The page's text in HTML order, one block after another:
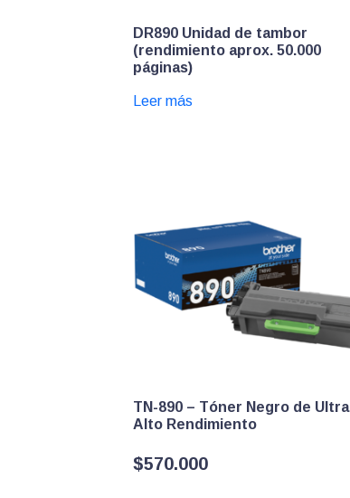
DR890 Unidad de tambor
(rendimiento aprox. 50.000
páginas)
Leer más
TN-890 – Tóner Negro de Ultra
Alto Rendimiento
$570.000